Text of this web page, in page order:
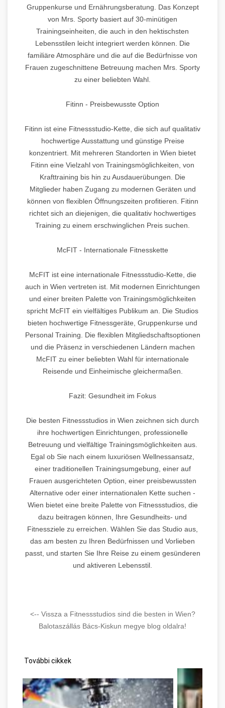
Gruppenkurse und Ernährungsberatung. Das Konzept
von Mrs. Sporty basiert auf 30-minütigen
Trainingseinheiten, die auch in den hektischsten
Lebensstilen leicht integriert werden können. Die
familiäre Atmosphäre und die auf die Bedürfnisse von
Frauen zugeschnittene Betreuung machen Mrs. Sporty
zu einer beliebten Wahl.
Fitinn - Preisbewusste Option
Fitinn ist eine Fitnessstudio-Kette, die sich auf qualitativ
hochwertige Ausstattung und günstige Preise
konzentriert. Mit mehreren Standorten in Wien bietet
Fitinn eine Vielzahl von Trainingsmöglichkeiten, von
Krafttraining bis hin zu Ausdauerübungen. Die
Mitglieder haben Zugang zu modernen Geräten und
können von flexiblen Öffnungszeiten profitieren. Fitinn
richtet sich an diejenigen, die qualitativ hochwertiges
Training zu einem erschwinglichen Preis suchen.
McFIT - Internationale Fitnesskette
McFIT ist eine internationale Fitnessstudio-Kette, die
auch in Wien vertreten ist. Mit modernen Einrichtungen
und einer breiten Palette von Trainingsmöglichkeiten
spricht McFIT ein vielfältiges Publikum an. Die Studios
bieten hochwertige Fitnessgeräte, Gruppenkurse und
Personal Training. Die flexiblen Mitgliedschaftsoptionen
und die Präsenz in verschiedenen Ländern machen
McFIT zu einer beliebten Wahl für internationale
Reisende und Einheimische gleichermaßen.
Fazit: Gesundheit im Fokus
Die besten Fitnessstudios in Wien zeichnen sich durch
ihre hochwertigen Einrichtungen, professionelle
Betreuung und vielfältige Trainingsmöglichkeiten aus.
Egal ob Sie nach einem luxuriösen Wellnessansatz,
einer traditionellen Trainingsumgebung, einer auf
Frauen ausgerichteten Option, einer preisbewussten
Alternative oder einer internationalen Kette suchen -
Wien bietet eine breite Palette von Fitnessstudios, die
dazu beitragen können, Ihre Gesundheits- und
Fitnessziele zu erreichen. Wählen Sie das Studio aus,
das am besten zu Ihren Bedürfnissen und Vorlieben
passt, und starten Sie Ihre Reise zu einem gesünderen
und aktiveren Lebensstil.
<-- Vissza a Fitnessstudios sind die besten in Wien?
Balotaszállás Bács-Kiskun megye blog oldalra!
További cikkek